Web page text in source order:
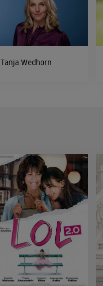
Tanja Wedhorn